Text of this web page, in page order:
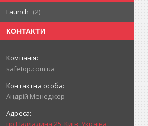
Launch
2
КОНТАКТИ
safetop.com.ua
Андрій Менеджер
пр.Палладина 25, Київ, Україна